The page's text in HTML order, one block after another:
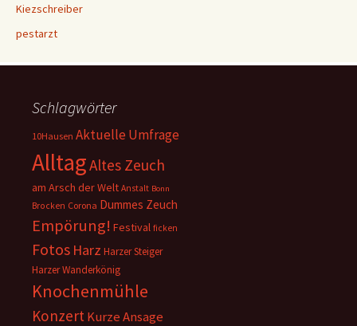
Kiezschreiber
pestarzt
Schlagwörter
10Hausen Aktuelle Umfrage
AlltagAltes Zeuch
am Arsch der Welt Anstalt Bonn
Brocken Corona Dummes Zeuch
Empörung! Festival ficken
Fotos Harz Harzer Steiger
Harzer Wanderkönig
Knochenmühle
KonzertKurze Ansage